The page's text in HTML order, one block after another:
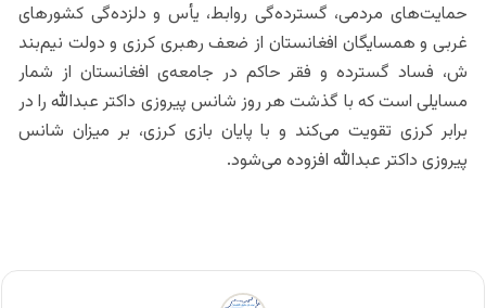
حمایت‌های مردمی، گسترده‌گی روابط، یأس و دلزده‌گی کشورهای
غربی و همسایگان افغانستان از ضعف رهبری کرزی و دولت نیم‌بند
ش، فساد گسترده و فقر حاکم در جامعه‌ی افغانستان از شمار
مسایلی است که با گذشت هر روز شانس پیروزی داکتر عبدالله را در
برابر کرزی تقویت می‌کند و با پایان بازی کرزی، بر میزان شانس
پیروزی داکتر عبدالله افزوده می‌شود.